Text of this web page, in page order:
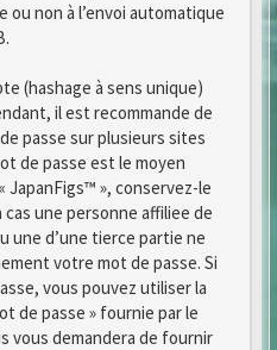
non à l’envoi automatique
(hashage à sens unique)
il est recommande de
passe sur plusieurs sites
de passe est le moyen
JapanFigs™ », conservez-le
une personne affiliee de
une d’une tierce partie ne
votre mot de passe. Si
vous pouvez utiliser la
de passe » fournie par le
vous demandera de fournir